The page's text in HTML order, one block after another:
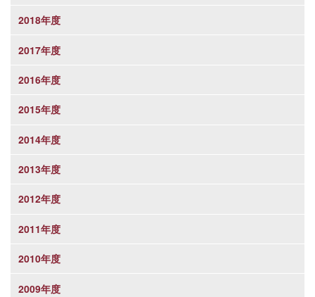
2018年度
2017年度
2016年度
2015年度
2014年度
2013年度
2012年度
2011年度
2010年度
2009年度